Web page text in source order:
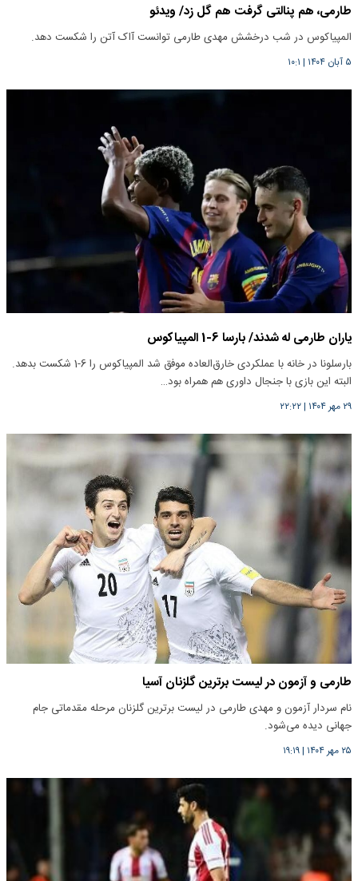
طارمی، هم پنالتی گرفت هم گل زد/ ویدئو
المپیاکوس در شب درخشش مهدی طارمی توانست آاک آتن را شکست دهد.
۵ آبان ۱۴۰۴ | ۱۰:۱
یاران طارمی له شدند/ بارسا 6-1 المپیاکوس
بارسلونا در خانه با عملکردی خارق‌العاده موفق شد المپیاکوس را 6-1 شکست بدهد.
البته این بازی با جنجال داوری هم همراه بود…
۲۹ مهر ۱۴۰۴ |۲۲:۲۲
طارمی و آزمون در لیست برترین گلزنان آسیا
نام سردار آزمون و مهدی طارمی در لیست برترین گلزنان مرحله مقدماتی جام
جهانی دیده می‌شود.
۲۵ مهر ۱۴۰۴ |۱۹:۱۹